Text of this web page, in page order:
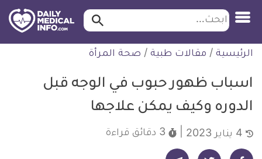
التخطي
للمحتوى
ابحث ابحث…
الرئيسية / مقالات طبية / صحة المرأة
اسباب ظهور حبوب في الوجه قبل
الدوره وكيف يمكن علاجها
3 دقائق قراءة
شارك على فيسبوك - ديلي ميديكال انفو شارك على تويتر - ديلي ميديكال انفو شارك على تيليجرام - ديلي ميديكال انفو